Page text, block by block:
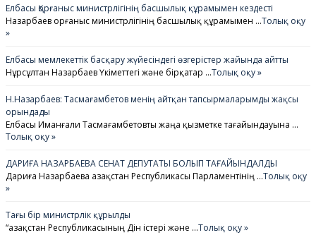
Елбасы Қорғаныс министрлігінің басшылық құрамымен кездесті
Назарбаев Қорғаныс министрлігінің басшылық құрамымен …Толық оқу
»
Елбасы мемлекеттік басқару жүйесіндегі өзгерістер жайында айтты
Нұрсұлтан Назарбаев Үкіметтегі және бірқатар …Толық оқу »
Н.Назарбаев: Тасмағамбетов менің айтқан тапсырмаларымды жақсы
орындады
Елбасы Иманғали Тасмағамбетовты жаңа қызметке тағайындауына …
Толық оқу »
ДАРИҒА НАЗАРБАЕВА СЕНАТ ДЕПУТАТЫ БОЛЫП ТАҒАЙЫНДАЛДЫ
Дариға Назарбаева Қазақстан Республикасы Парламентінің …Толық оқу
»
Тағы бір министрлік құрылды
“Қазақстан Республикасының Дін істері және …Толық оқу »